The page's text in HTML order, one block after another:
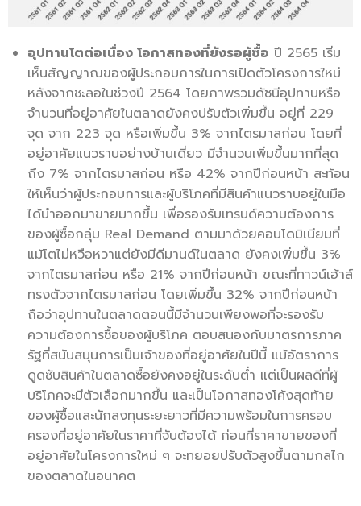
อุปทานโตต่อเนื่อง โอกาสทองที่ยังรอผู้ซื้อ ปี 2565 เริ่ม
เห็นสัญญาณของผู้ประกอบการในการเปิดตัวโครงการใหม่
หลังจากชะลอในช่วงปี 2564 โดยภาพรวมดัชนีอุปทานหรือ
จำนวนที่อยู่อาศัยในตลาดยังคงปรับตัวเพิ่มขึ้น อยู่ที่ 229
จุด จาก 223 จุด หรือเพิ่มขึ้น 3% จากไตรมาสก่อน โดยที่
อยู่อาศัยแนวราบอย่างบ้านเดี่ยว มีจำนวนเพิ่มขึ้นมากที่สุด
ถึง 7% จากไตรมาสก่อน หรือ 42% จากปีก่อนหน้า สะท้อน
ให้เห็นว่าผู้ประกอบการและผู้บริโภคที่มีสินค้าแนวราบอยู่ในมือ
ได้นำออกมาขายมากขึ้น เพื่อรองรับเทรนด์ความต้องการ
ของผู้ซื้อกลุ่ม Real Demand ตามมาด้วยคอนโดมิเนียมที่
แม้โตไม่หวือหวาแต่ยังมีดีมานด์ในตลาด ยังคงเพิ่มขึ้น 3%
จากไตรมาสก่อน หรือ 21% จากปีก่อนหน้า ขณะที่ทาวน์เฮ้าส์
ทรงตัวจากไตรมาสก่อน โดยเพิ่มขึ้น 32% จากปีก่อนหน้า
ถือว่าอุปทานในตลาดตอนนี้มีจำนวนเพียงพอที่จะรองรับ
ความต้องการซื้อของผู้บริโภค ตอบสนองกับมาตรการภาค
รัฐที่สนับสนุนการเป็นเจ้าของที่อยู่อาศัยในปีนี้ แม้อัตราการ
ดูดซับสินค้าในตลาดซื้อยังคงอยู่ในระดับต่ำ แต่เป็นผลดีที่ผู้
บริโภคจะมีตัวเลือกมากขึ้น และเป็นโอกาสทองโค้งสุดท้าย
ของผู้ซื้อและนักลงทุนระยะยาวที่มีความพร้อมในการครอบ
ครองที่อยู่อาศัยในราคาที่จับต้องได้ ก่อนที่ราคาขายของที่
อยู่อาศัยในโครงการใหม่ ๆ จะทยอยปรับตัวสูงขึ้นตามกลไก
ของตลาดในอนาคต